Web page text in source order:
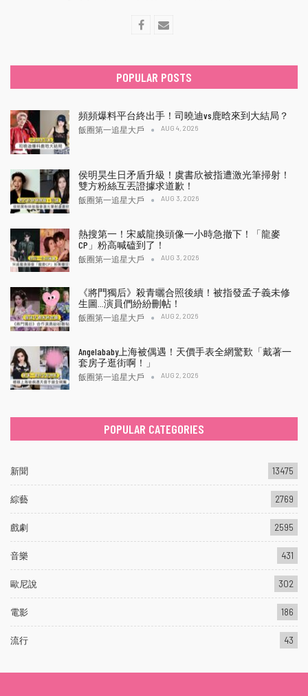
POPULAR POSTS
頻頻爆料平台終出手！司曉迪vs鹿晗來到大結局？
飯圈第一追星大戶 AUG 4, 2026
侯明昊生日矛盾升級！虞書欣被指遭激光筆掃射！
雙方粉絲互丟證據求道歉！
飯圈第一追星大戶 AUG 3, 2026
熱搜第一！宋威龍換頭像一小時急撤下！「龍麥
CP」粉高喊磕到了！
飯圈第一追星大戶 AUG 3, 2026
《將門獨后》殺青曬合照後續！被指發孟子義未修
生圖…演員們紛紛刪帖！
飯圈第一追星大戶 AUG 2, 2026
Angelababy上海被偶遇！天價手表全網驚歎「戴著一
套房子逛街啊！」
飯圈第一追星大戶 AUG 2, 2026
POPULAR CATEGORIES
新聞 13475
綜藝 2769
戲劇 2595
音樂 431
歐尼說 302
電影 186
流行 43